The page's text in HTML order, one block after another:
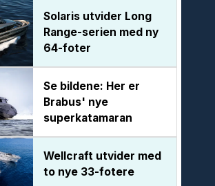
Solaris utvider Long
Range-serien med ny
64-foter
Se bildene: Her er
Brabus' nye
superkatamaran
Wellcraft utvider med
to nye 33-fotere